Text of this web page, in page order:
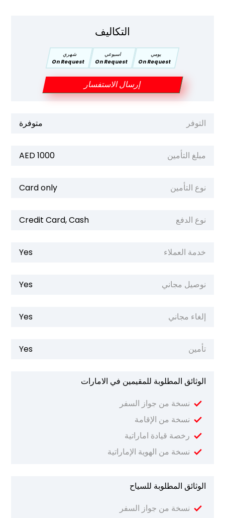
التكاليف
يومي
On Request
اسبوعي
On Request
شهري
On Request
إرسال الاستفسار
التوفر متوفرة
مبلغ التأمين 1000 AED
نوع التأمين Card only
نوع الدفع Credit Card, Cash
خدمة العملاء Yes
نوصيل مجاني Yes
إلغاء مجاني Yes
تأمين Yes
الوثائق المطلوبة للمقيمين في الامارات
نسخة من جواز السفر
نسخة من الإقامة
رخصة قيادة اماراتية
نسخة من الهوية الإماراتية
الوثائق المطلوبة للسياح
نسخة من جواز السفر